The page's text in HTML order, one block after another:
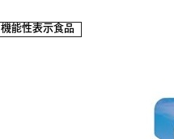
機能性表示食品